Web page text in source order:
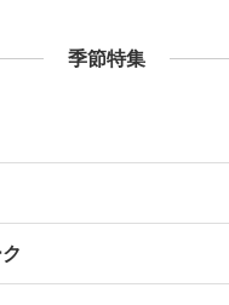
季節特集